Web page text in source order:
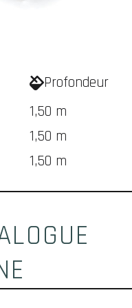
Profondeur
1,50 m
1,50 m
1,50 m